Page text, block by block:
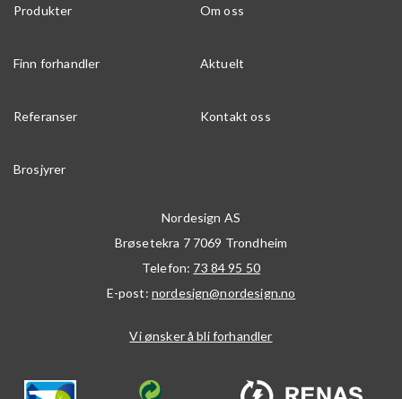
Produkter Om oss
Finn forhandler Aktuelt
Referanser Kontakt oss
Brosjyrer
Nordesign AS
Brøsetekra 7 7069 Trondheim
Telefon: 73 84 95 50
E-post: nordesign@nordesign.no
Vi ønsker å bli forhandler